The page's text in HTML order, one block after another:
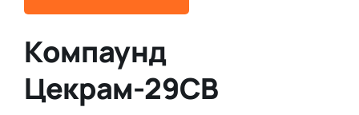
Компаунд
Цекрам-29СВ